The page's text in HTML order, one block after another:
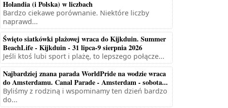
Holandia (i Polska) w liczbach
Bardzo ciekawe porównanie. Niektóre liczby
naprawd...
Święto siatkówki plażowej wraca do Kijkduin. Summer
BeachLife - Kijkduin - 31 lipca-9 sierpnia 2026
Jeśli ktoś lubi sport i plażę, to lepszego połącze...
Najbardziej znana parada WorldPride na wodzie wraca
do Amsterdamu. Canal Parade - Amsterdam - sobota...
Byliśmy z rodziną i wspominamy ten dzień bardzo
do...